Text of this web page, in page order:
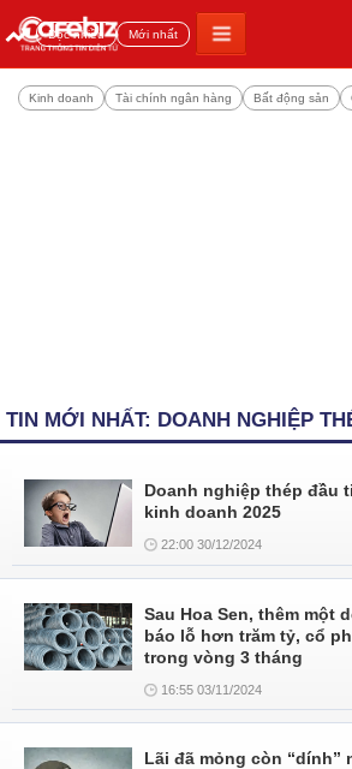
Đọc nhiều Mới nhất
Kinh doanh Tài chính ngân hàng Bất động sản
TIN MỚI NHẤT: DOANH NGHIỆP
Doanh nghiệp thép đầu
kinh doanh 2025
22:00 30/12/2024
Sau Hoa Sen, thêm một
báo lỗ hơn trăm tỷ, cổ
trong vòng 3 tháng
16:55 03/11/2024
Lãi đã mỏng còn “dính”